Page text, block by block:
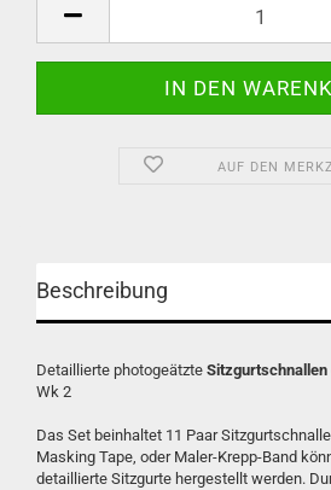
AUF DEN
Beschreibung
Detaillierte photogeätzte Sitzgurtschnallen
Wk 2
Das Set beinhaltet 11 Paar
Masking Tape, oder Maler-Krepp-Band
detaillierte Sitzgurte hergestellt werden.